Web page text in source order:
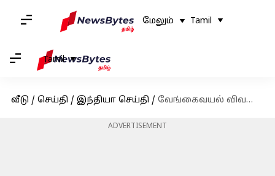
மேலும் Tamil
Tamil
வீடு / செய்தி / இந்தியா செய்தி / வேங்கைவயல் விவகாரம்: தேசிய பட்டியலின ஆணையம் நோட்டீஸ்
ADVERTISEMENT